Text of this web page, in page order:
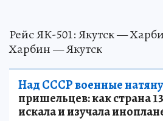
Рейс ЯК-501: Якутск —
Харбин — Якутск
Над СССР военные
пришельцев: как страна
искала и изучала